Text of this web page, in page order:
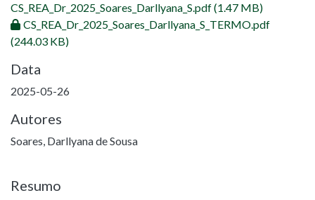
CS_REA_Dr_2025_Soares_Darllyana_S.pdf(1.47 MB)
CS_REA_Dr_2025_Soares_Darllyana_S_TERMO.pdf
(244.03 KB)
Data
2025-05-26
Autores
Soares, Darllyana de Sousa
Resumo